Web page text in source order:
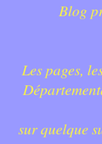
Blog
Les pages,
sur quelque